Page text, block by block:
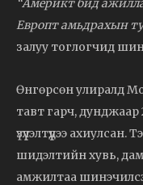
Европт амьдрахын
залуу тоглогчид
Өнгөрсөн улиралд
тавт гарч, дунджаар
үзүүлэлтүүдээ
шидэлтийн хувь,
амжилтаа